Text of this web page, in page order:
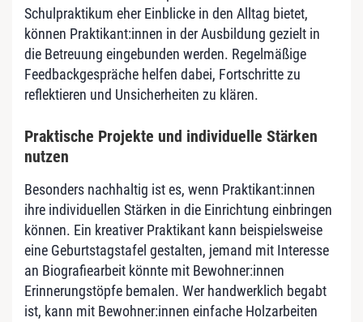
Schulpraktikum eher Einblicke in den Alltag bietet,
können Praktikant:innen in der Ausbildung gezielt in
die Betreuung eingebunden werden. Regelmäßige
Feedbackgespräche helfen dabei, Fortschritte zu
reflektieren und Unsicherheiten zu klären.
Praktische Projekte und individuelle Stärken
nutzen
Besonders nachhaltig ist es, wenn Praktikant:innen
ihre individuellen Stärken in die Einrichtung einbringen
können. Ein kreativer Praktikant kann beispielsweise
eine Geburtstagstafel gestalten, jemand mit Interesse
an Biografiearbeit könnte mit Bewohner:innen
Erinnerungstöpfe bemalen. Wer handwerklich begabt
ist, kann mit Bewohner:innen einfache Holzarbeiten